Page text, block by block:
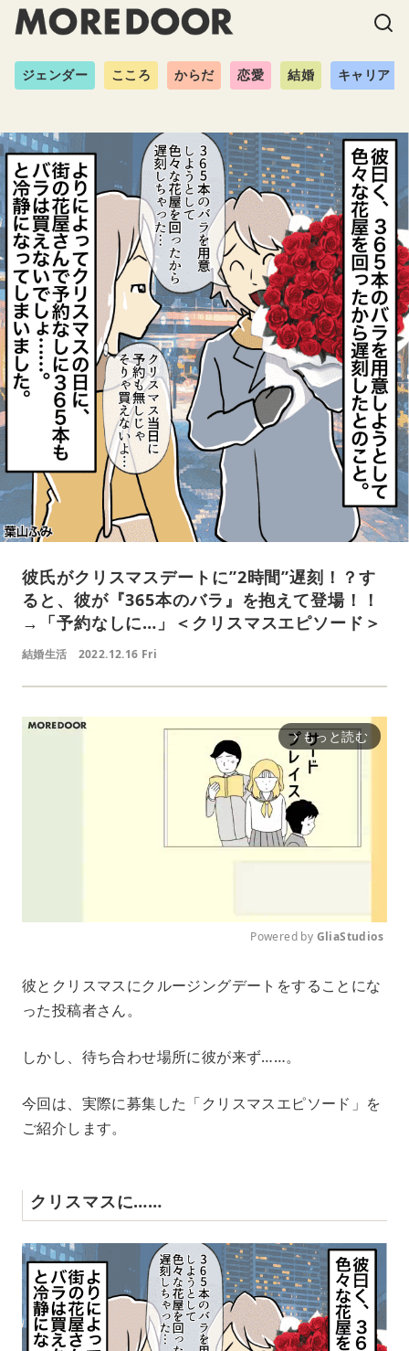
ジェンダー こころ からだ 恋愛 結婚 キャリア
彼氏がクリスマスデートに”2時間”遅刻！？す
ると、彼が『365本のバラ』を抱えて登場！！
→「予約なしに…」＜クリスマスエピソード＞
結婚生活 2022.12.16 Fri
arrow_forward_ios もっと読む
u
Powered by GliaStudios
彼とクリスマスにクルージングデートをすることにな
った投稿者さん。
しかし、待ち合わせ場所に彼が来ず……。
今回は、実際に募集した「クリスマスエピソード」を
ご紹介します。
クリスマスに……